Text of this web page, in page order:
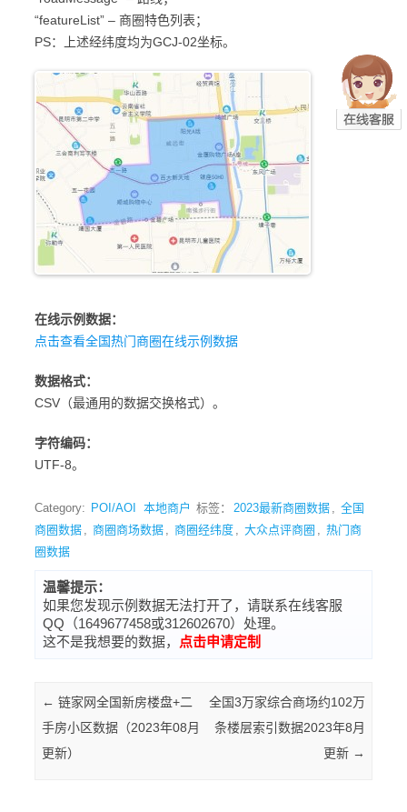
“featureList” – 商圈特色列表；
PS：上述经纬度均为GCJ-02坐标。
在线示例数据：
点击查看全国热门商圈在线示例数据
数据格式：
CSV（最通用的数据交换格式）。
字符编码：
UTF-8。
Category: POI/AOI 本地商户 标签： 2023最新商圈数据 , 全国
商圈数据 , 商圈商场数据 , 商圈经纬度 , 大众点评商圈 , 热门商
圈数据
温馨提示：
如果您发现示例数据无法打开了，请联系在线客服
QQ（1649677458或312602670）处理。
这不是我想要的数据，
点击申请定制
Post navigation
← 链家网全国新房楼盘+二
手房小区数据（2023年08月
更新）
全国3万家综合商场约102万
条楼层索引数据2023年8月
更新 →